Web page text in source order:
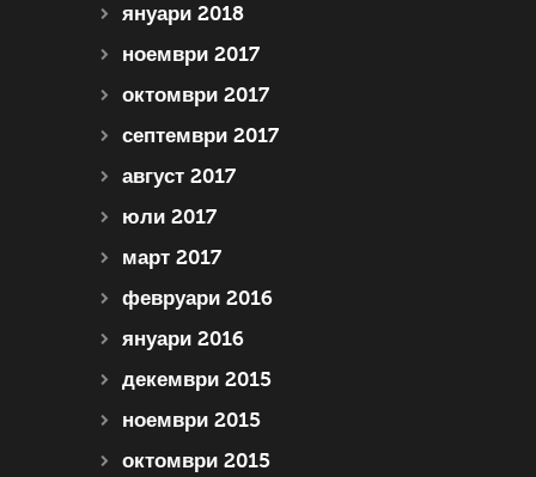
януари 2018
ноември 2017
октомври 2017
септември 2017
август 2017
юли 2017
март 2017
февруари 2016
януари 2016
декември 2015
ноември 2015
октомври 2015